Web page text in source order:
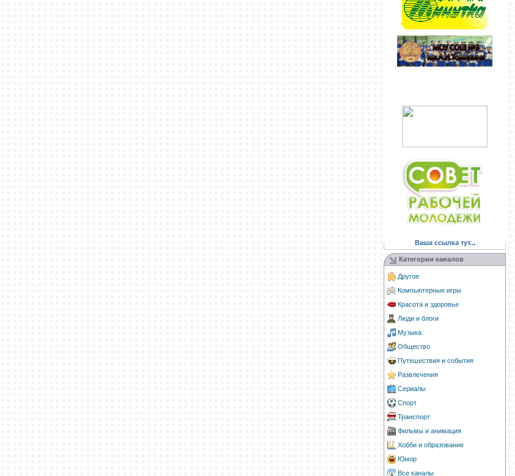
Ваша ссылка тут...
Категории каналов
Другое
Компьютерные игры
Красота и здоровье
Люди и блоги
Музыка
Общество
Путешествия и события
Развлечения
Сериалы
Спорт
Транспорт
Фильмы и анимация
Хобби и образование
Юмор
Все каналы